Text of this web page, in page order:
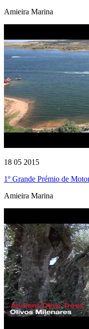
Amieira Marina
18 05 2015
1º Grande Prémio de
Amieira Marina